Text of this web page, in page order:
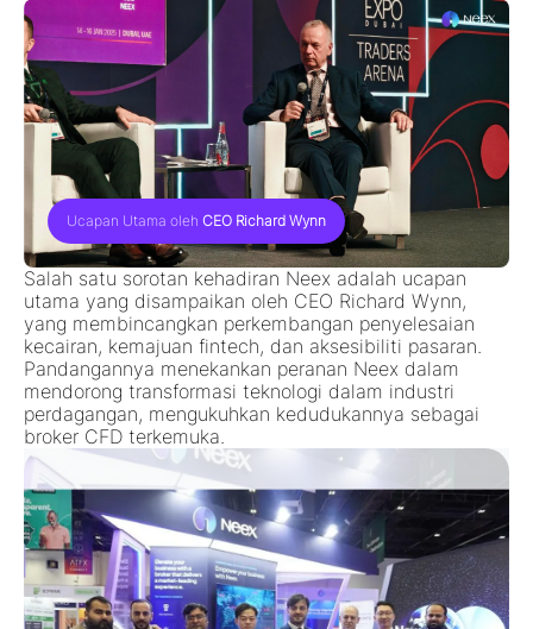
Ucapan Utama oleh CEO Richard Wynn
Salah satu sorotan kehadiran Neex adalah ucapan
utama yang disampaikan oleh CEO Richard Wynn,
yang membincangkan perkembangan penyelesaian
kecairan, kemajuan fintech, dan aksesibiliti pasaran.
Pandangannya menekankan peranan Neex dalam
mendorong transformasi teknologi dalam industri
perdagangan, mengukuhkan kedudukannya sebagai
broker CFD terkemuka.